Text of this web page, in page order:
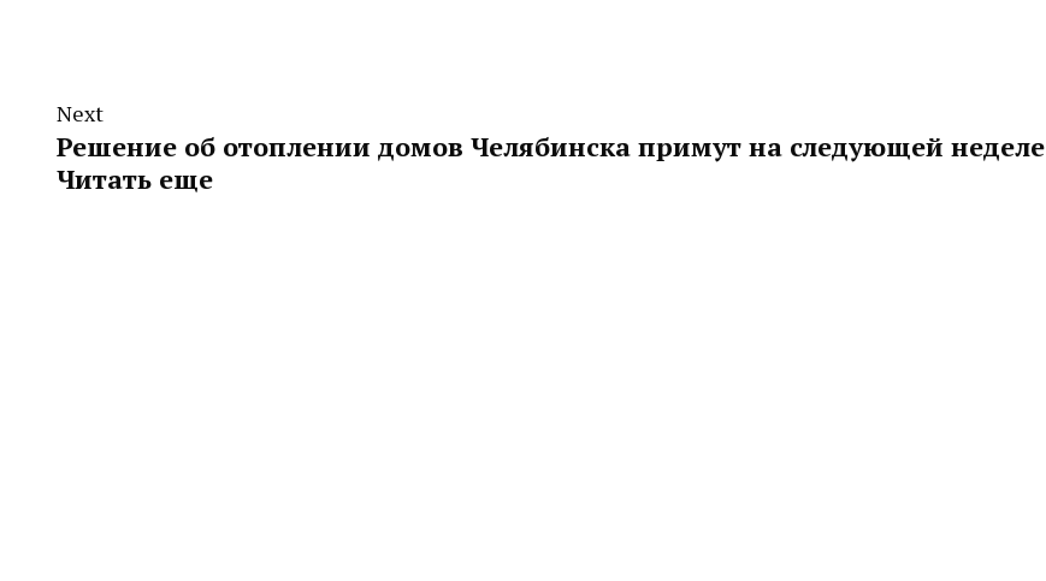
Next
Решение об отоплении домов Челябинска примут на следующей неделе
Читать еще